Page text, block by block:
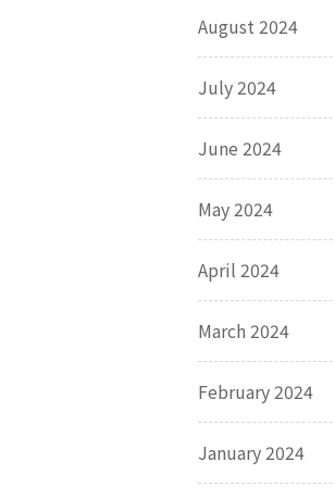
August 2024
July 2024
June 2024
May 2024
April 2024
March 2024
February 2024
January 2024